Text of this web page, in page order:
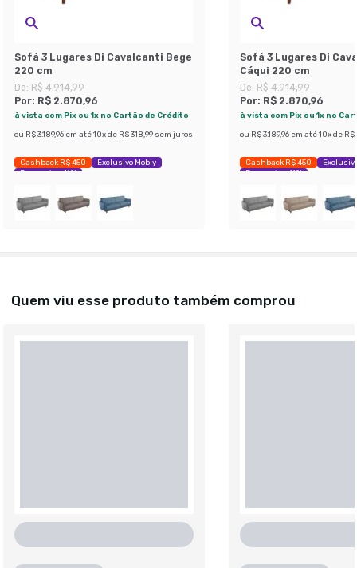
Sofá 3 Lugares Di Cavalcanti Bege
220 cm
De:R$ 4.914,99
Por: R$ 2.870,96
à vista com Pix ou 1x no Cartão de Crédito
ou R$ 3.189,96 em até 10x de R$ 318,99 sem juros
Cashback R$ 450
Exclusivo Mobly
Economize 41%
Sofá 3 Lugares Di
Cáqui 220 cm
De:R$ 4.914,99
Por: R$ 2.870,96
à vista com Pix ou 1x no
ou R$ 3.189,96 em até 10x de R$
Cashback R$ 450
Economize 41%
Quem viu esse produto também comprou